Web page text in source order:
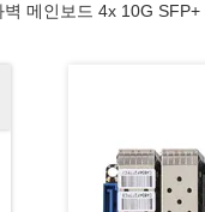
메인보드 4x 10G